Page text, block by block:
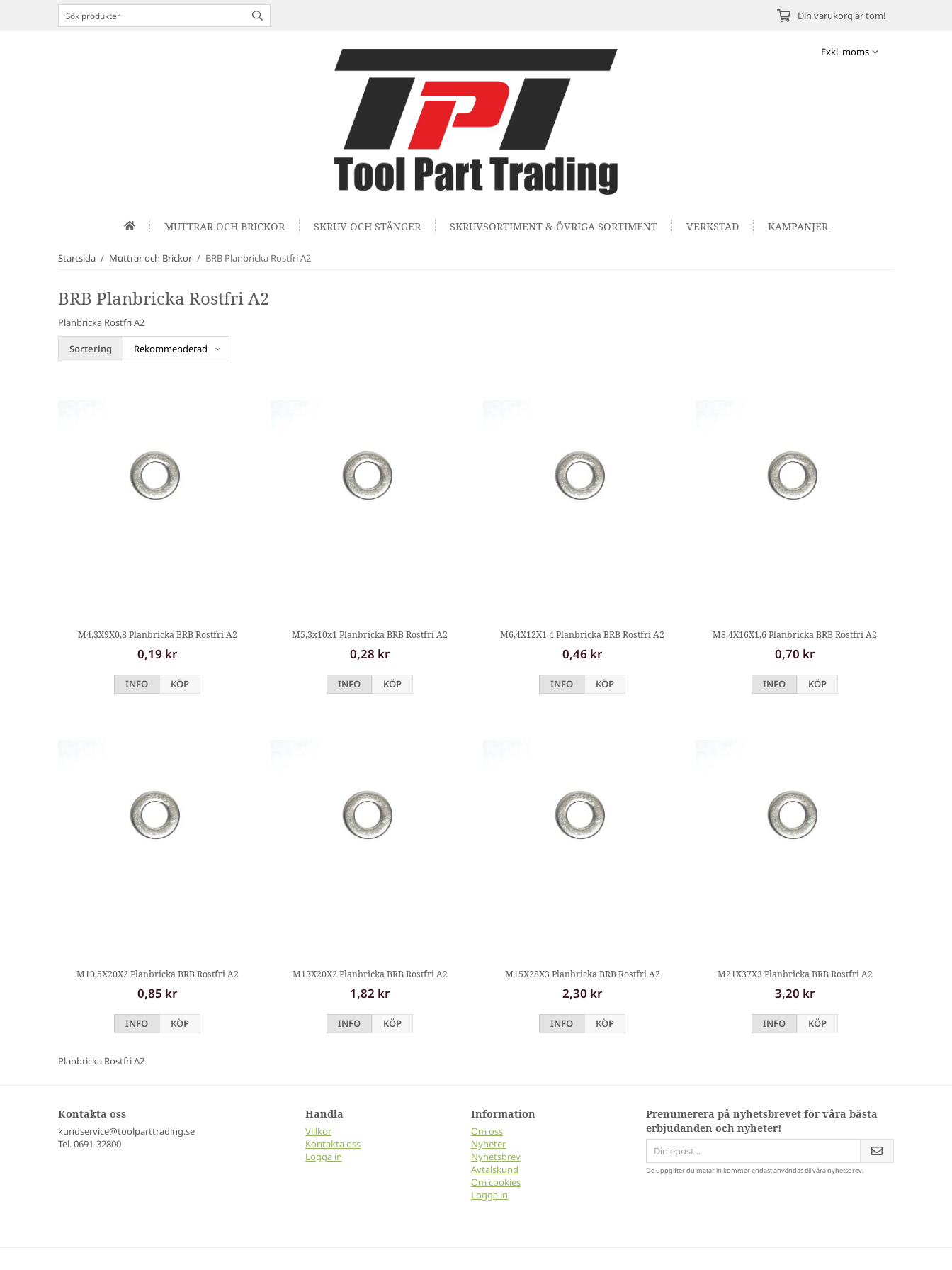
Din varukorg är tom!
MUTTRAR OCH BRICKOR SKRUV OCH STÄNGER SKRUVSORTIMENT & ÖVRIGA SORTIMENT VERKSTAD KAMPANJER
Startsida / Muttrar och Brickor / BRB Planbricka Rostfri A2
BRB Planbricka Rostfri A2
Planbricka Rostfri A2
Sortering
M4,3X9X0,8 Planbricka BRB Rostfri A2
0,19 kr
INFO KÖP
M5,3x10x1 Planbricka BRB Rostfri A2
0,28 kr
INFO KÖP
M6,4X12X1,4 Planbricka BRB Rostfri A2
0,46 kr
INFO KÖP
M8,4X16X1,6 Planbricka BRB Rostfri A2
0,70 kr
INFO KÖP
M10,5X20X2 Planbricka BRB Rostfri A2
0,85 kr
INFO KÖP
M13X20X2 Planbricka BRB Rostfri A2
1,82 kr
INFO KÖP
M15X28X3 Planbricka BRB Rostfri A2
2,30 kr
INFO KÖP
M21X37X3 Planbricka BRB Rostfri A2
3,20 kr
INFO KÖP
Planbricka Rostfri A2
Kontakta oss
kundservice@toolparttrading.se
Tel. 0691-32800
Handla
Villkor
Kontakta oss
Logga in
Information
Om oss
Nyheter
Nyhetsbrev
Avtalskund
Om cookies
Logga in
Prenumerera på nyhetsbrevet för våra bästa
erbjudanden och nyheter!
De uppgifter du matar in kommer endast användas till våra nyhetsbrev.